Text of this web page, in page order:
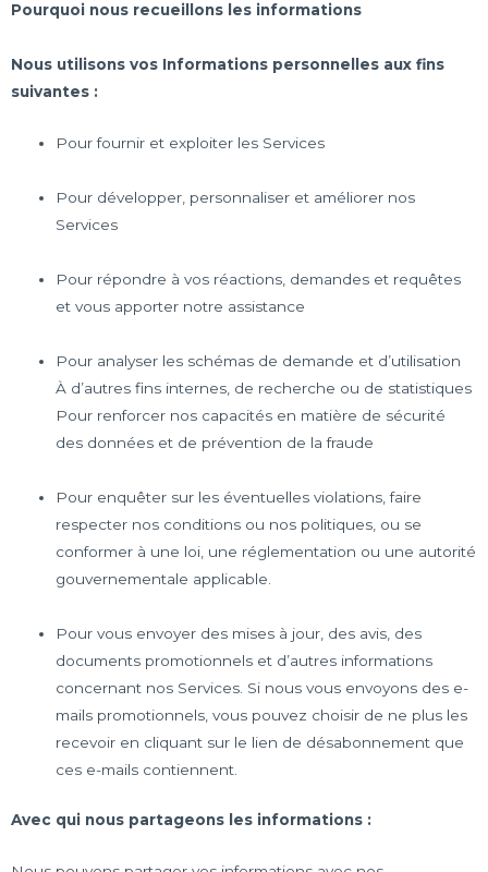
Pourquoi nous recueillons les informations
Nous utilisons vos Informations personnelles aux fins
suivantes :
Pour fournir et exploiter les Services
Pour développer, personnaliser et améliorer nos
Services
Pour répondre à vos réactions, demandes et requêtes
et vous apporter notre assistance
Pour analyser les schémas de demande et d’utilisation
À d’autres fins internes, de recherche ou de statistiques
Pour renforcer nos capacités en matière de sécurité
des données et de prévention de la fraude
Pour enquêter sur les éventuelles violations, faire
respecter nos conditions ou nos politiques, ou se
conformer à une loi, une réglementation ou une autorité
gouvernementale applicable.
Pour vous envoyer des mises à jour, des avis, des
documents promotionnels et d’autres informations
concernant nos Services. Si nous vous envoyons des e-
mails promotionnels, vous pouvez choisir de ne plus les
recevoir en cliquant sur le lien de désabonnement que
ces e-mails contiennent.
Avec qui nous partageons les informations :